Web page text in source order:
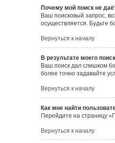
Почему мой поиск не
Ваш поисковый запрос,
осуществляется. Будьте
Вернуться к началу
В результате моего
Ваш поиск дал слишком
более точно задавайте
Вернуться к началу
Как мне найти
Перейдите на страницу
Вернуться к началу